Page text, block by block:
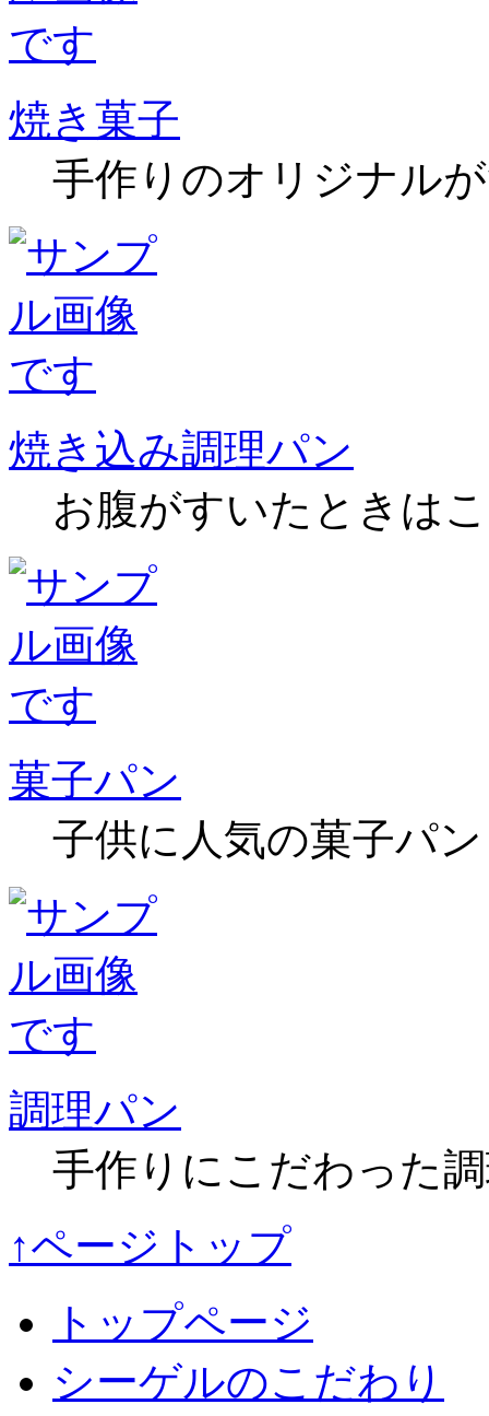
焼き菓子
手作りのオリジナル
焼き込み調理パン
お腹がすいたときは
菓子パン
子供に人気の菓子パ
調理パン
手作りにこだわった
↑ページトップ
トップページ
シーゲルのこだわり